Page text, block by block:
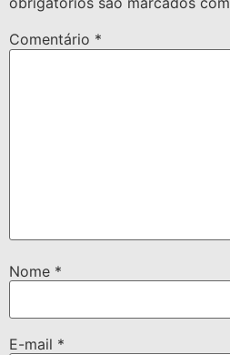
Comentário *
Nome *
E-mail *